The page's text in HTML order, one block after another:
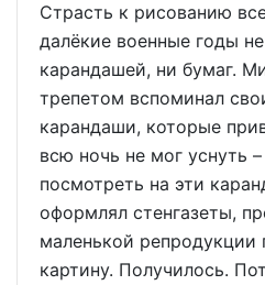
Страсть к рисованию
далёкие военные годы
карандашей, ни бумаг.
трепетом вспоминал
карандаши, которые
всю ночь не мог уснуть
посмотреть на эти
оформлял стенгазеты,
маленькой
картину. Получилось.